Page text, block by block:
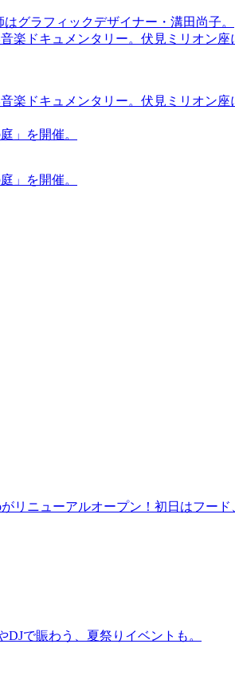
グラフィックデザイナー・溝田尚子。
楽ドキュメンタリー。伏見ミリオン
楽ドキュメンタリー。伏見ミリオン
」を開催。
」を開催。
リニューアルオープン！初日はフー
で賑わう、夏祭りイベントも。